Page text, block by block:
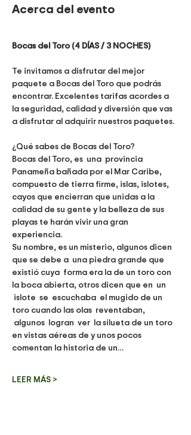
Acerca del evento
Bocas del Toro (4 DÍAS / 3 NOCHES)
Te invitamos a disfrutar del mejor
paquete a Bocas del Toro que podrás
encontrar. Excelentes tarifas acordes a
la seguridad, calidad y diversión que vas
a disfrutar al adquirir nuestros paquetes.
¿Qué sabes de Bocas del Toro?
Bocas del Toro, es  una  provincia
Panameña bañada por el Mar Caribe,
compuesto de tierra firme, islas, islotes,
cayos que encierran que unidas a la
calidad de su gente y la belleza de sus
playas te harán vivir una gran
experiencia.
Su nombre, es un misterio, algunos dicen
que se debe a  una piedra grande que
existió cuya  forma era la de un toro con
la boca abierta, otros dicen que en  un
islote  se  escuchaba  el mugido de un
toro cuando las olas  reventaban,
algunos  logran  ver  la silueta de un toro
en vistas aéreas de y unos pocos
comentan la historia de un…
LEER MÁS >